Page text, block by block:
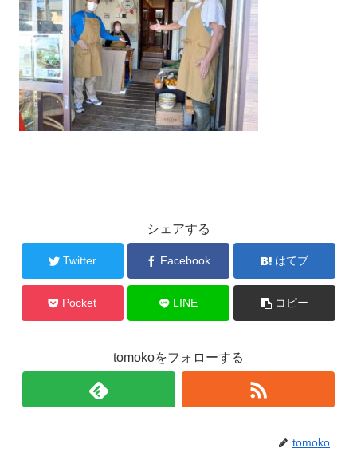
シェアする
Twitter Facebook はてブ
Pocket LINE コピー
tomokoをフォローする
tomoko